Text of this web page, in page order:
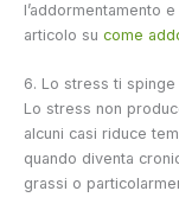
l’addormentamento
articolo su come
6. Lo stress ti spinge
Lo stress non
alcuni casi riduce
quando diventa
grassi o